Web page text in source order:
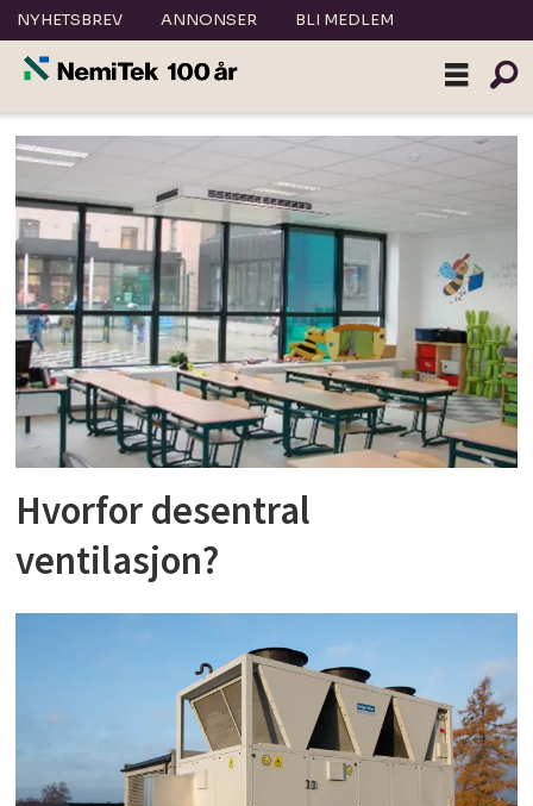
NYHETSBREV ANNONSER BLI MEDLEM
Tag:
dk2019
Hvorfor desentral
ventilasjon?